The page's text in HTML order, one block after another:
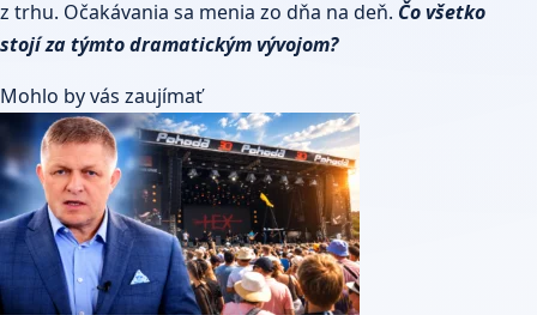
z trhu. Očakávania sa menia zo dňa na deň. Čo všetko
stojí za týmto dramatickým vývojom?
Mohlo by vás zaujímať